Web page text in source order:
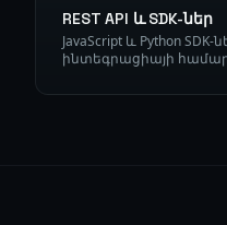
REST API և SDK-ներ
JavaScript և Python
ինտեգրացիայի